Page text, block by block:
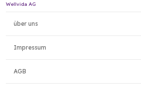
Wellvida AG
über uns
Impressum
AGB